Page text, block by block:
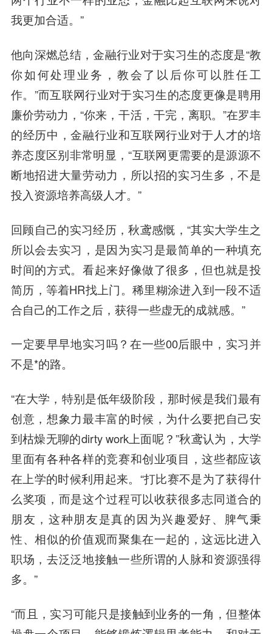
我更加合适。”
他向深燃总结，金融行业对于实习生的态度是“教
你如何处理业务，教会了以后你可以胜任工
作。”而互联网行业对于实习生的态度更像是聘用
廉价劳动力，“你来，干活，干完，离职。”在罗丰
的经历中，金融行业和互联网行业对于人才的培
养态度区别非常明显，“互联网更需要的是源源不
断地招进大量劳动力，所以招的实习生多，不是
投入资源培养高级人才。”
回顾自己的实习经历，秋鸢感慨，“其实大学生之
所以会去实习，是因为实习是最简单的一种填充
时间的方式。看起来好像做了很多，但也就是投
简历，等着HR找上门。 稀里糊涂进入到一段不适
合自己的工作之后，获得一些虚无的成就感。 ”
一定要早早地实习吗？在一些00后眼中，实习并
不是*的路。
“在大学，特别是低年级阶段，那时候是我们最有
创意，想象力最丰富的时候，为什么要把自己安
到枯燥无聊的dirty work上面呢？”秋鸢认为，大学
里面有各种各样的竞赛和创业项目，这些都应该
在上学的时候利用起来。“打比赛不是为了获得什
么奖项，而是这个过程可以收获很多志同道合的
朋友，这种朋友是真的因为兴趣爱好、脾气秉
性、相似的价值观而聚集在一起的，这远比进入
职场，去泛泛地接触一些所谓的人脉和资源强得
多。”
“而且，实习可能只是接触到业务的一角，但整体